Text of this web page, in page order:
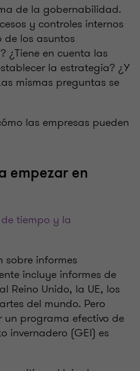
de la gobernabilidad.
y controles internos
los asuntos
¿Tiene en cuenta las
la estrategia? ¿Y
mismas preguntas se
las empresas pueden
empezar en
tiempo y la
sobre informes
incluye informes de
Reino Unido, la UE, los
del mundo. Pero
programa efectivo de
invernadero (GEI) es